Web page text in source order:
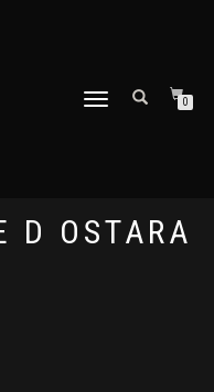
DÉPLIER
0
D OSTARA